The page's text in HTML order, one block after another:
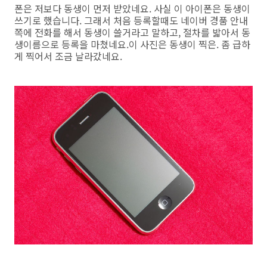
폰은 저보다 동생이 먼저 받았네요. 사실 이 아이폰은 동생이
쓰기로 했습니다. 그래서 처음 등록할때도 네이버 경품 안내
쪽에 전화를 해서 동생이 쓸거라고 말하고, 절차를 밟아서 동
생이름으로 등록을 마쳤네요.이 사진은 동생이 찍은. 좀 급하
게 찍어서 조금 날라갔네요.